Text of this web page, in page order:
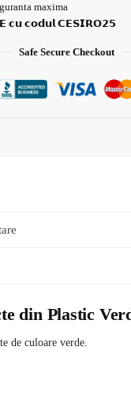
maxima
𝗰𝘂 𝗰𝗼𝗱𝘂𝗹 𝗖𝗘𝗦𝗜𝗥𝗢𝟮𝟱
Safe Secure Checkout
din Plastic
de culoare verde.